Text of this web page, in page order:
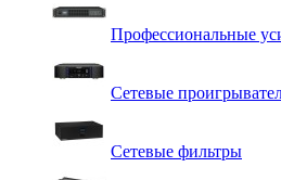
Профессиональные
Сетевые
Сетевые фильтры